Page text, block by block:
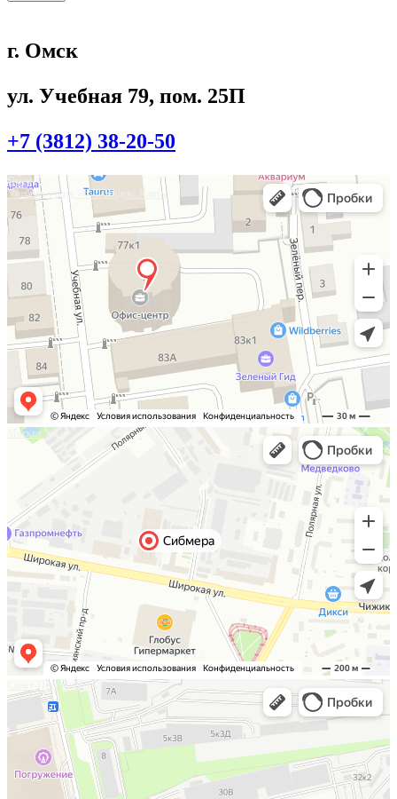
г. Омск
ул. Учебная 79, пом. 25П
+7 (3812) 38-20-50
Омск
Учебная улица, 86 — Яндекс.Карты
Москва
Санкт-Петербург